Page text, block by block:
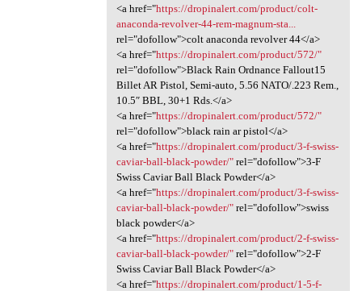
<a href="https://dropinalert.com/product/colt-
anaconda-revolver-44-rem-magnum-sta...
rel="dofollow">colt anaconda revolver 44</a>
<a href="https://dropinalert.com/product/572/"
rel="dofollow">Black Rain Ordnance Fallout15
Billet AR Pistol, Semi-auto, 5.56 NATO/.223 Rem.,
10.5″ BBL, 30+1 Rds.</a>
<a href="https://dropinalert.com/product/572/"
rel="dofollow">black rain ar pistol</a>
<a href="https://dropinalert.com/product/3-f-swiss-
caviar-ball-black-powder/"rel="dofollow">3-F
Swiss Caviar Ball Black Powder</a>
<a href="https://dropinalert.com/product/3-f-swiss-
caviar-ball-black-powder/"rel="dofollow">swiss
black powder</a>
<a href="https://dropinalert.com/product/2-f-swiss-
caviar-ball-black-powder/"rel="dofollow">2-F
Swiss Caviar Ball Black Powder</a>
<a href="https://dropinalert.com/product/1-5-f-